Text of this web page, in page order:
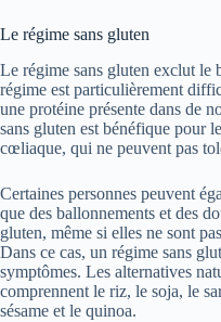
Le régime sans gluten
Le régime sans gluten exclut le
régime est particulièrement
une protéine présente dans de
sans gluten est bénéfique pour
cœliaque, qui ne peuvent pas
Certaines personnes peuvent
que des ballonnements et des
gluten, même si elles ne sont
Dans ce cas, un régime sans
symptômes. Les alternatives
comprennent le riz, le soja, le
sésame et le quinoa.